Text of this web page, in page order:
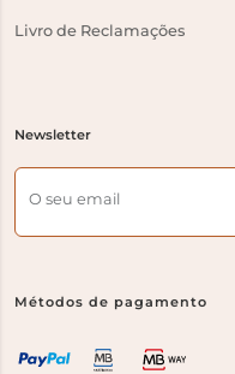
Livro de Reclamações
Newsletter
O seu email
Métodos de pagamento